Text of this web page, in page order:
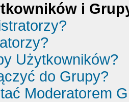
i
Użytkowników?
do Grupy?
Moderatorem